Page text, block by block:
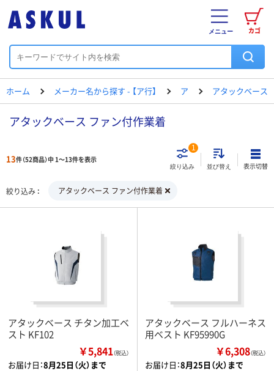
カゴ
メニュー
ホーム メーカー名から探す - 【ア行】 ア アタックベース
アタックベース ファン付作業着
13件（52商品）中 1～13件を表示
絞り込み
1
並び替え 表示切替
絞り込み アタックベース ファン付作業着
アタックベース チタン加工ベ
スト KF102
￥5,841（税込）
お届け日：8月25日（火）まで
アタックベース フルハーネス
用ベスト KF95990G
￥6,308（税込）
お届け日：8月25日（火）まで